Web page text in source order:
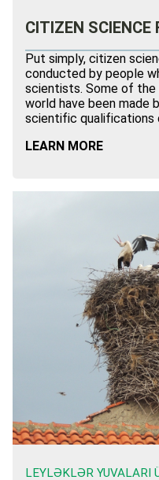
CITIZEN SCIENCE
Put simply, citizen
conducted by people
scientists. Some of
world have been
scientific qualifications
LEARN MORE
LEYLƏKLƏR YUVALARI